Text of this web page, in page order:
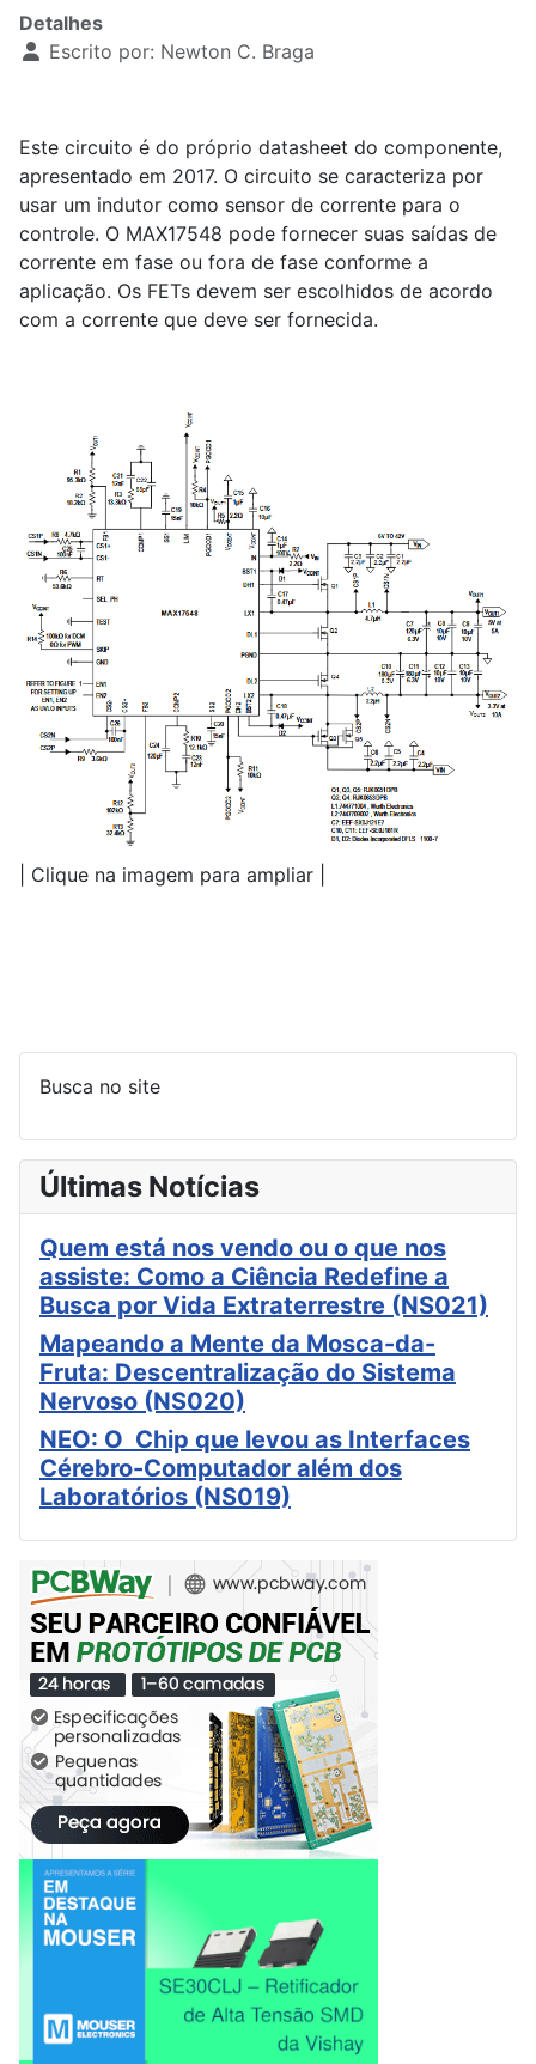
Detalhes
Escrito por: Newton C. Braga
Este circuito é do próprio datasheet do componente,
apresentado em 2017. O circuito se caracteriza por
usar um indutor como sensor de corrente para o
controle. O MAX17548 pode fornecer suas saídas de
corrente em fase ou fora de fase conforme a
aplicação. Os FETs devem ser escolhidos de acordo
com a corrente que deve ser fornecida.
| Clique na imagem para ampliar |
Busca no site
Últimas Notícias
Quem está nos vendo ou o que nos
assiste: Como a Ciência Redefine a
Busca por Vida Extraterrestre (NS021)
Mapeando a Mente da Mosca-da-
Fruta: Descentralização do Sistema
Nervoso (NS020)
NEO: O Chip que levou as Interfaces
Cérebro-Computador além dos
Laboratórios (NS019)